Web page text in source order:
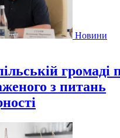
Новини
громаді
з питань